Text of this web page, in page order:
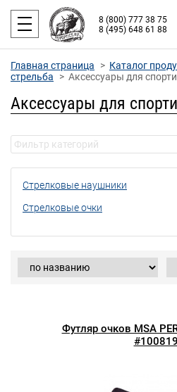
8 (800) 777 38 75
8 (495) 648 61 88
Главная страница Каталог
стрельба
Аксессуары для
Аксессуары для
Стрелковые наушники
Стрелковые очки
Футляр очков MSA